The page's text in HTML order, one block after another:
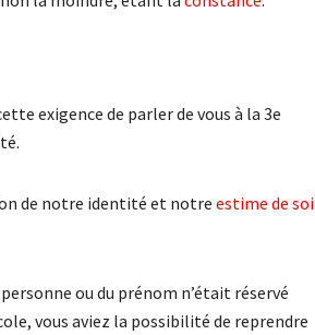
exigence de parler de vous à la 3e
de notre identité et notre estime de soi
ou du prénom n’était réservé
vous aviez la possibilité de reprendre